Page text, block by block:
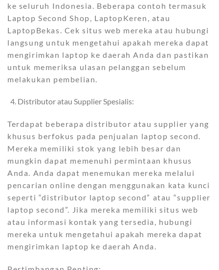
ke seluruh Indonesia. Beberapa contoh termasuk
Laptop Second Shop, LaptopKeren, atau
LaptopBekas. Cek situs web mereka atau hubungi
langsung untuk mengetahui apakah mereka dapat
mengirimkan laptop ke daerah Anda dan pastikan
untuk memeriksa ulasan pelanggan sebelum
melakukan pembelian.
Distributor atau Supplier Spesialis:
Terdapat beberapa distributor atau supplier yang
khusus berfokus pada penjualan laptop second.
Mereka memiliki stok yang lebih besar dan
mungkin dapat memenuhi permintaan khusus
Anda. Anda dapat menemukan mereka melalui
pencarian online dengan menggunakan kata kunci
seperti “distributor laptop second” atau “supplier
laptop second”. Jika mereka memiliki situs web
atau informasi kontak yang tersedia, hubungi
mereka untuk mengetahui apakah mereka dapat
mengirimkan laptop ke daerah Anda.